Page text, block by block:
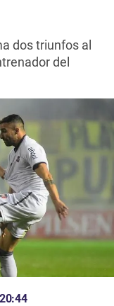
dos triunfos al
del